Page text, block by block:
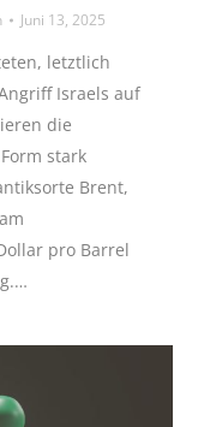
Juni 13, 2025
letztlich
Israels auf
die
stark
Brent,
pro Barrel